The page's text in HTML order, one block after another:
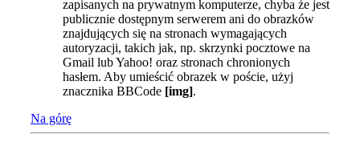
zapisanych na prywatnym komputerze, chyba że jest
publicznie dostępnym serwerem ani do obrazków
znajdujących się na stronach wymagających
autoryzacji, takich jak, np. skrzynki pocztowe na
Gmail lub Yahoo! oraz stronach chronionych
hasłem. Aby umieścić obrazek w poście, użyj
znacznika BBCode [img].
Na górę